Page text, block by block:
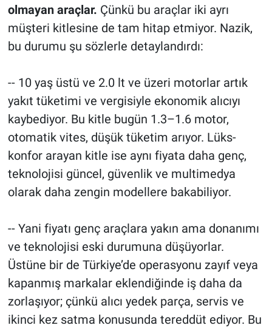
olmayan araçlar. Çünkü bu araçlar iki ayrı
müşteri kitlesine de tam hitap etmiyor. Nazik,
bu durumu şu sözlerle detaylandırdı:
-- 10 yaş üstü ve 2.0 lt ve üzeri motorlar artık
yakıt tüketimi ve vergisiyle ekonomik alıcıyı
kaybediyor. Bu kitle bugün 1.3–1.6 motor,
otomatik vites, düşük tüketim arıyor. Lüks-
konfor arayan kitle ise aynı fiyata daha genç,
teknolojisi güncel, güvenlik ve multimedya
olarak daha zengin modellere bakabiliyor.
-- Yani fiyatı genç araçlara yakın ama donanımı
ve teknolojisi eski durumuna düşüyorlar.
Üstüne bir de Türkiye’de operasyonu zayıf veya
kapanmış markalar eklendiğinde iş daha da
zorlaşıyor; çünkü alıcı yedek parça, servis ve
ikinci kez satma konusunda tereddüt ediyor. Bu